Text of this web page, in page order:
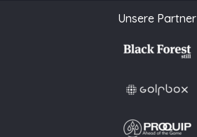
Unsere Partner